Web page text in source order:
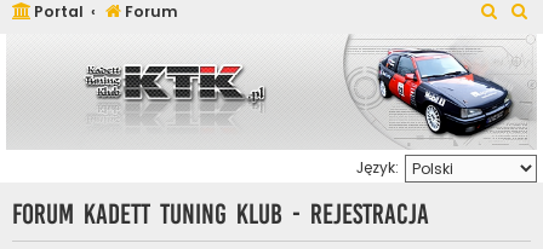
Portal Forum
z
u
k
j
z
u
k
a
Język:
Forum Kadett Tuning Klub - Rejestracja